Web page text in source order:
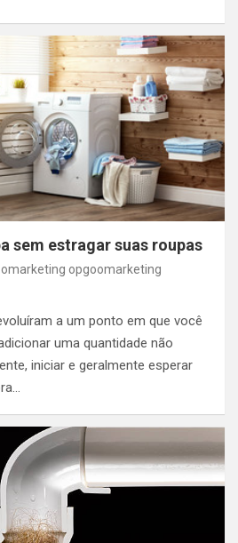
sem estragar suas roupas
opgoomarketing
a um ponto em que você
uma quantidade não
iniciar e geralmente esperar